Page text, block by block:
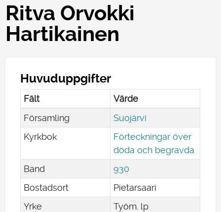
Ritva Orvokki
Hartikainen
Huvuduppgifter
Fält
Värde
Församling
Suojärvi
Kyrkbok
Förteckningar över
döda och begravda
Band
930
Bostadsort
Pietarsaari
Yrke
Työm. lp